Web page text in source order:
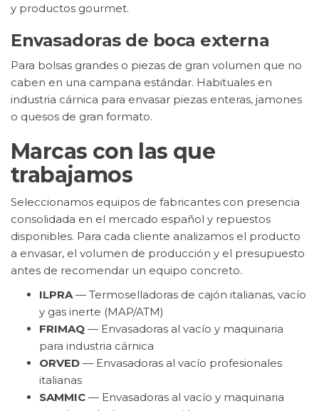
y productos gourmet.
Envasadoras de boca externa
Para bolsas grandes o piezas de gran volumen que no
caben en una campana estándar. Habituales en
industria cárnica para envasar piezas enteras, jamones
o quesos de gran formato.
Marcas con las que
trabajamos
Seleccionamos equipos de fabricantes con presencia
consolidada en el mercado español y repuestos
disponibles. Para cada cliente analizamos el producto
a envasar, el volumen de producción y el presupuesto
antes de recomendar un equipo concreto.
ILPRA — Termoselladoras de cajón italianas, vacío
y gas inerte (MAP/ATM)
FRIMAQ — Envasadoras al vacío y maquinaria
para industria cárnica
ORVED — Envasadoras al vacío profesionales
italianas
SAMMIC — Envasadoras al vacío y maquinaria